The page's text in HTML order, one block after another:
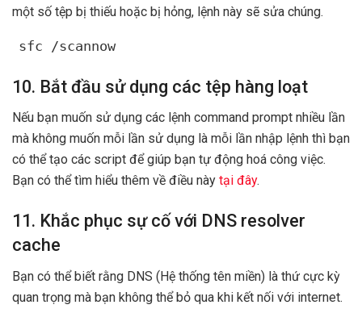
một số tệp bị thiếu hoặc bị hỏng, lệnh này sẽ sửa chúng.
sfc /scannow
10. Bắt đầu sử dụng các tệp hàng loạt
Nếu bạn muốn sử dụng các lệnh command prompt nhiều lần
mà không muốn mỗi lần sử dụng là mỗi lần nhập lệnh thì bạn
có thể tạo các script để giúp bạn tự động hoá công việc.
Bạn có thể tìm hiểu thêm về điều này tại đây.
11. Khắc phục sự cố với DNS resolver
cache
Bạn có thể biết rằng DNS (Hệ thống tên miền) là thứ cực kỳ
quan trọng mà bạn không thể bỏ qua khi kết nối với internet.